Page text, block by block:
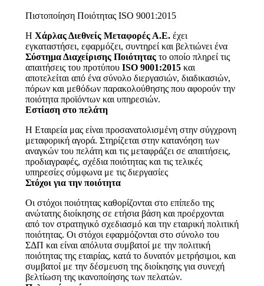
Πιστοποίηση Ποιότητας ISO 9001:2015
Η Χάρλας Διεθνείς Μεταφορές Α.Ε. έχει
εγκαταστήσει, εφαρμόζει, συντηρεί και βελτιώνει ένα
Σύστημα Διαχείρισης Ποιότηταςτο οποίο πληρεί τις
απαιτήσεις του προτύπουISO 9001:2015και
αποτελείται από ένα σύνολο διεργασιών, διαδικασιών,
πόρων και μεθόδων παρακολούθησης που αφορούν την
ποιότητα προϊόντων και υπηρεσιών.
Εστίαση στο πελάτη
H Εταιρεία μας είναι προσανατολισμένη στην σύγχρονη
μεταφορική αγορά. Στηρίζεται στην κατανόηση των
αναγκών του πελάτη και τις μεταφράζει σε απαιτήσεις,
προδιαγραφές, σχέδια ποιότητας και τις τελικές
υπηρεσίες σύμφωνα με τις διεργασίες
Στόχοι για την ποιότητα
Οι στόχοι ποιότητας καθορίζονται στο επίπεδο της
ανώτατης διοίκησης σε ετήσια βάση και προέρχονται
από τον στρατηγικό σχεδιασμό και την εταιρική πολιτική
ποιότητας. Οι στόχοι εφαρμόζονται στο σύνολο του
ΣΔΠ και είναι απόλυτα συμβατοί με την πολιτική
ποιότητας της εταιρίας, κατά το δυνατόν μετρήσιμοι, και
συμβατοί με την δέσμευση της διοίκησης για συνεχή
βελτίωση της ικανοποίησης των πελατών.